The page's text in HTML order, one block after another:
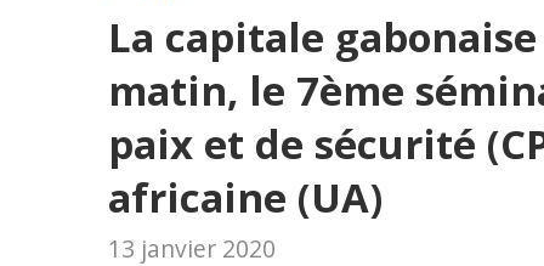
La capitale
matin, le 7ème
paix et de sécurité
africaine (UA)
13 janvier 2020